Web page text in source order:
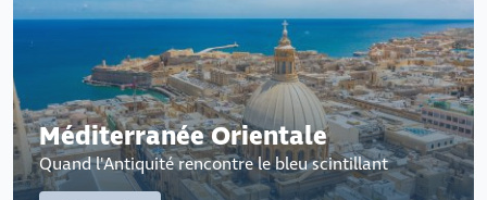
Méditerranée Orientale
Quand l'Antiquité rencontre le bleu scintillant